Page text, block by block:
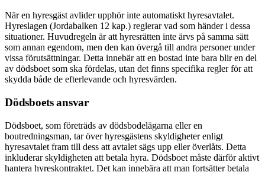
När en hyresgäst avlider upphör inte automatiskt hyresavtalet.
Hyreslagen (Jordabalken 12 kap.) reglerar vad som händer i dessa
situationer. Huvudregeln är att hyresrätten inte ärvs på samma sätt
som annan egendom, men den kan övergå till andra personer under
vissa förutsättningar. Detta innebär att en bostad inte bara blir en del
av dödsboet som ska fördelas, utan det finns specifika regler för att
skydda både de efterlevande och hyresvärden.
Dödsboets ansvar
Dödsboet, som företräds av dödsbodelägarna eller en
boutredningsman, tar över hyresgästens skyldigheter enligt
hyresavtalet fram till dess att avtalet sägs upp eller överlåts. Detta
inkluderar skyldigheten att betala hyra. Dödsboet måste därför aktivt
hantera hyreskontraktet. Det kan innebära att man fortsätter betala